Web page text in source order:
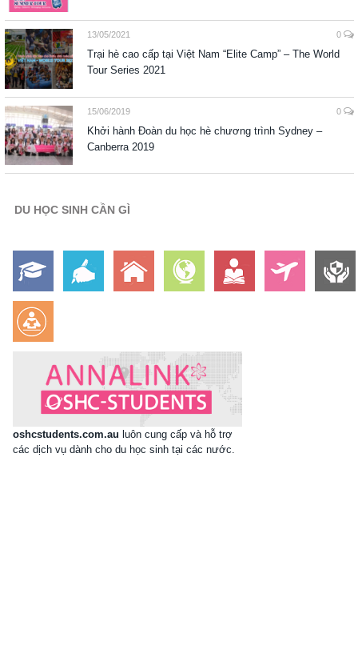
13/05/2021 0
Trại hè cao cấp tại Việt Nam “Elite Camp” – The World
Tour Series 2021
15/06/2019 0
Khởi hành Đoàn du học hè chương trình Sydney –
Canberra 2019
DU HỌC SINH CẦN GÌ
oshcstudents.com.au luôn cung cấp và hỗ trợ
các dịch vụ dành cho du học sinh tại các nước.